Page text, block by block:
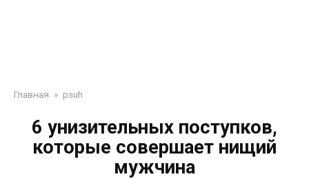
Главная » psuh
6 унизительных поступков,
которые совершает нищий
мужчина